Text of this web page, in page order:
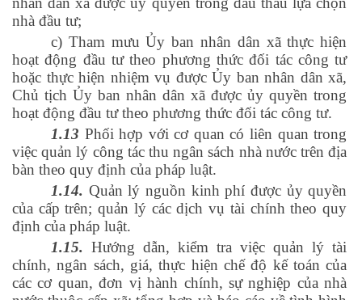
nhà đầu tư;
c) Tham mưu Ủy ban nhân dân xã thực hiện
hoạt động đầu tư theo phương thức đối tác công tư
hoặc thực hiện nhiệm vụ được Ủy ban nhân dân xã,
Chủ tịch Ủy ban nhân dân xã được ủy quyền trong
hoạt động đầu tư theo phương thức đối tác công tư.
1.13 Phối hợp với cơ quan có liên quan trong
việc quản lý công tác thu ngân sách nhà nước trên địa
bàn theo quy định của pháp luật.
1.14. Quản lý nguồn kinh phí được ủy quyền
của cấp trên; quản lý các dịch vụ tài chính theo quy
định của pháp luật.
1.15. Hướng dẫn, kiểm tra việc quản lý tài
chính, ngân sách, giá, thực hiện chế độ kế toán của
các cơ quan, đơn vị hành chính, sự nghiệp của nhà